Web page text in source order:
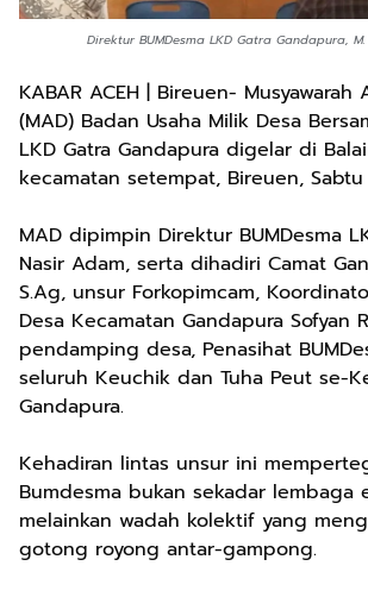
Direktur BUMDesma LKD Gatra Gandapura,
KABAR ACEH | Bireuen- Musyawarah
(MAD) Badan Usaha Milik Desa
LKD Gatra Gandapura digelar di
kecamatan setempat, Bireuen,
MAD dipimpin Direktur BUMDesma
Nasir Adam, serta dihadiri Camat
S.Ag, unsur Forkopimcam,
Desa Kecamatan Gandapura Sofyan
pendamping desa, Penasihat
seluruh Keuchik dan Tuha Peut se-
Gandapura.
Kehadiran lintas unsur ini
Bumdesma bukan sekadar lembaga
melainkan wadah kolektif yang
gotong royong antar-gampong.